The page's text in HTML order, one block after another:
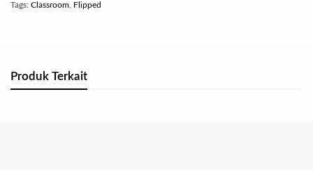
Tags: Classroom Flipped
Produk Terkait